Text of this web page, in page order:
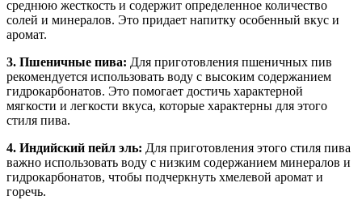
среднюю жесткость и содержит определенное количество
солей и минералов. Это придает напитку особенный вкус и
аромат.
3. Пшеничные пива: Для приготовления пшеничных пив
рекомендуется использовать воду с высоким содержанием
гидрокарбонатов. Это помогает достичь характерной
мягкости и легкости вкуса, которые характерны для этого
стиля пива.
4. Индийский пейл эль: Для приготовления этого стиля пива
важно использовать воду с низким содержанием минералов и
гидрокарбонатов, чтобы подчеркнуть хмелевой аромат и
горечь.